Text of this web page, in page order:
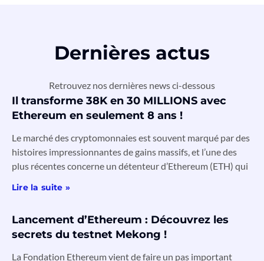
Dernières actus
Retrouvez nos dernières news ci-dessous
Il transforme 38K en 30 MILLIONS avec
Ethereum en seulement 8 ans !
Le marché des cryptomonnaies est souvent marqué par des
histoires impressionnantes de gains massifs, et l’une des
plus récentes concerne un détenteur d’Ethereum (ETH) qui
Lire la suite »
Lancement d’Ethereum : Découvrez les
secrets du testnet Mekong !
La Fondation Ethereum vient de faire un pas important